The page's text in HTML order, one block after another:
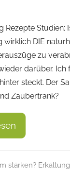
Rezepte Studien:
wirklich DIE
zu
darüber. Ich
steckt. Der
Zaubertrank?
stärken?